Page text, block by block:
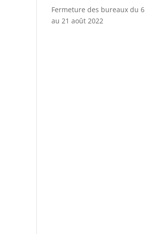
Fermeture des bureaux du 6
au 21 août 2022